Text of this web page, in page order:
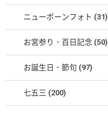
ニューボーンフォト (31)
お宮参り・百日記念 (50)
お誕生日・節句 (97)
七五三 (200)